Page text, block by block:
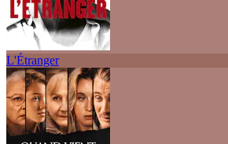
L'Étranger